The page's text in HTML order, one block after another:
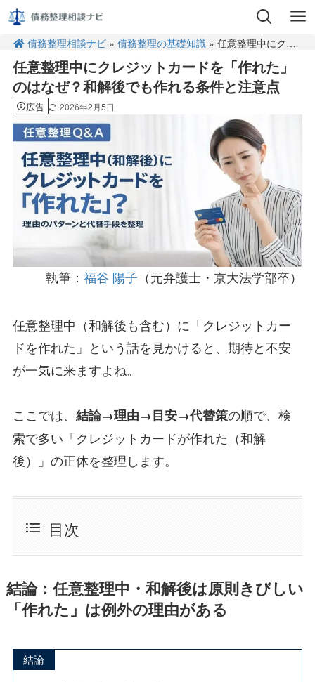
債務整理相談ナビ »債務整理の基礎知識 » 任意整理中にクレジットカードを「作れた」のはなぜ？和解後でも作れる条件と注意点
任意整理中にクレジットカードを「作れた」
のはなぜ？和解後でも作れる条件と注意点
広告 2026年2月5日
執筆：福谷 陽子 （元弁護士・京大法学部卒）
任意整理中（和解後も含む）に「クレジットカー
ドを作れた」という話を見かけると、期待と不安
が一気に来ますよね。
ここでは、 結論→理由→目安→代替策の順で、検
索で多い「クレジットカードが作れた（和解
後）」の正体を整理します。
目次
結論：任意整理中・和解後は原則きびしい
「作れた」は例外の理由がある
結論